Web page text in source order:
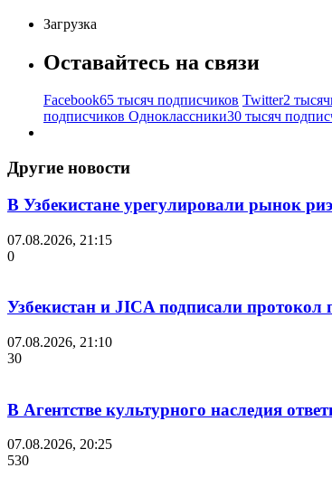
Загрузка
Оставайтесь на связи
Facebook65 тысяч подписчиков Twitter2
подписчиков Одноклассники30 тысяч
Другие новости
В Узбекистане урегулировали рынок
07.08.2026, 21:15
0
Узбекистан и JICA подписали
07.08.2026, 21:10
30
В Агентстве культурного наследия
07.08.2026, 20:25
530